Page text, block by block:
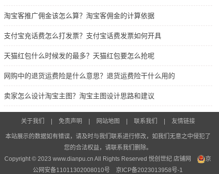
淘宝客推广佣金该怎么算？淘宝客佣金的计算依据
支付宝充话费怎么打发票？支付宝话费发票如何开具
天猫红包什么时候发的最多？天猫红包要怎么抢呢
网购中的退货运费险是什么意思？退货运费险干什么用的
卖家怎么设计淘宝主图？淘宝主图设计思路和建议
关于我们 免责声明 网站地图 联系我们 友情链接
本站展示的数据如有错误，请及时与我们联系进行修改，如我们无意之中侵犯了
您的合法权益，请联系我们删除。
Copyright © 2023 www.dianpu.cn All Rights Reserved 悦创世纪店铺网
京
公网安备11011302008010号
京ICP备2023013958号-1